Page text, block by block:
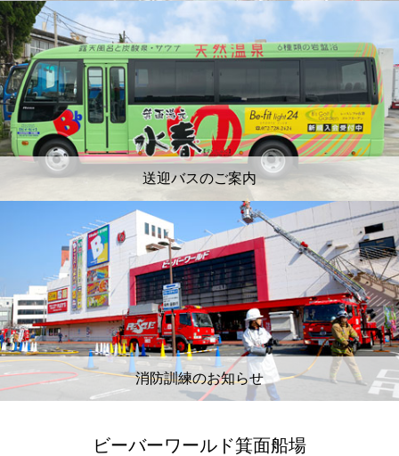
送迎バスのご案内
消防訓練のお知らせ
ビーバーワールド箕面船場